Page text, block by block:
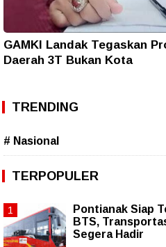
GAMKI Landak Tegaskan
Daerah 3T Bukan Kota
TRENDING
# Nasional
TERPOPULER
Pontianak Siap
BTS,
Segera Hadir